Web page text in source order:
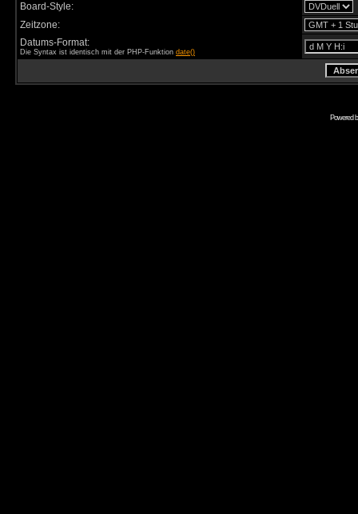
Board-Style:
Zeitzone:
Datums-Format:
Die Syntax ist identisch mit der PHP-Funktion date()
Powered